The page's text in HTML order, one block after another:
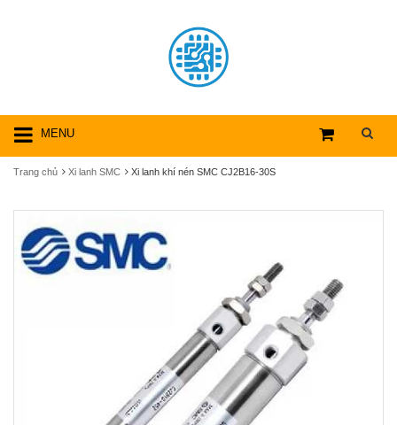
MENU
Trang chủ Xi lanh SMC Xi lanh khí nén SMC CJ2B16-30S